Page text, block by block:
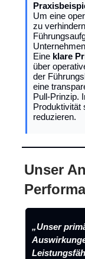
Um eine
zu
Eine klare
über
der
eine
Pull-Prinzip.
Produktivität
reduzieren.
Unser
„Unser